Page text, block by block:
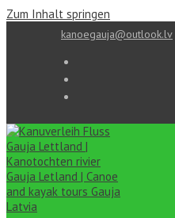
Zum Inhalt springen
kanoegauja@outlook.lv